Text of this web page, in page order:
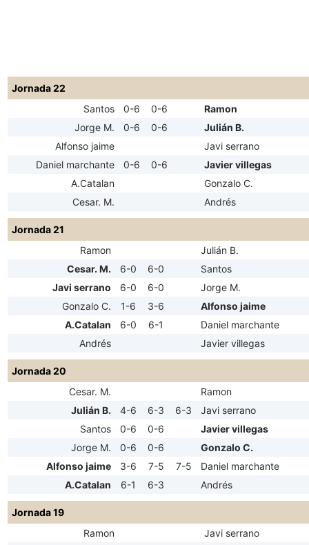
Jornada 22
Santos
0-6 0-6
Ramon
Jorge M.
0-6 0-6
Julián B.
Alfonso jaime
Javi serrano
Daniel marchante
0-6 0-6
Javier villegas
A.Catalan
Gonzalo C.
Cesar. M.
Andrés
Jornada 21
Ramon
Julián B.
Cesar. M.
6-0 6-0
Santos
Javi serrano
6-0 6-0
Jorge M.
Gonzalo C.
1-6 3-6
Alfonso jaime
A.Catalan
6-0 6-1
Daniel marchante
Andrés
Javier villegas
Jornada 20
Cesar. M.
Ramon
Julián B.
4-6 6-3 6-3
Javi serrano
Santos
0-6 0-6
Javier villegas
Jorge M.
0-6 0-6
Gonzalo C.
Alfonso jaime
3-6 7-5 7-5
Daniel marchante
A.Catalan
6-1 6-3 Andrés
Jornada 19
Ramon
Javi serrano